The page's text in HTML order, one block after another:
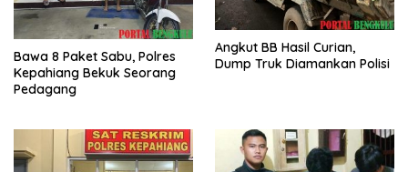
Bawa 8 Paket Sabu, Polres
Kepahiang Bekuk Seorang
Pedagang
Angkut BB Hasil Curian,
Dump Truk Diamankan Polisi